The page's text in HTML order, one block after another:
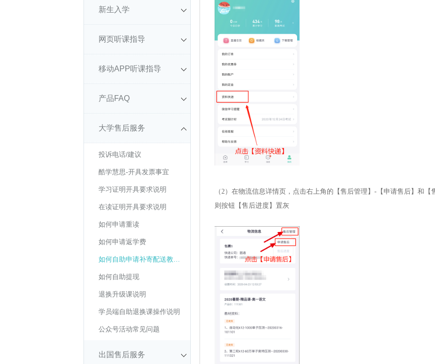
新生入学
网页听课指导
移动APP听课指导
产品FAQ
大学售后服务
投诉电话/建议
酷学慧思-开具发票事宜
学习证明开具要求说明
在读证明开具要求说明
如何申请重读
如何申请返学费
如何自助提现
退换升级课说明
学员端自助退换课操作说明
公众号活动常见问题
出国售后服务
（2）在物流信息详情页，点击右上角的【售后管理】-【申请售后】和
则按钮【售后进度】置灰